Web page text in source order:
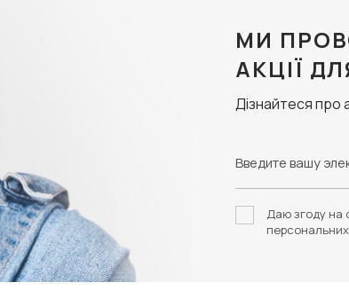
МИ
АКЦІЇ
Дізнайтеся про
Даю згоду на